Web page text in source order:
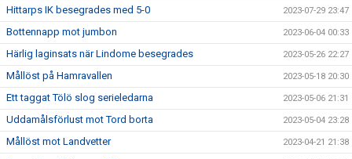
Hittarps IK besegrades med 5-0 2023-07-29 23:47
Bottennapp mot jumbon 2023-06-04 00:33
Härlig laginsats när Lindome besegrades 2023-05-26 22:27
Mållöst på Hamravallen 2023-05-18 20:30
Ett taggat Tölö slog serieledarna 2023-05-06 21:31
Uddamålsförlust mot Tord borta 2023-05-04 23:28
Mållöst mot Landvetter 2023-04-21 21:38